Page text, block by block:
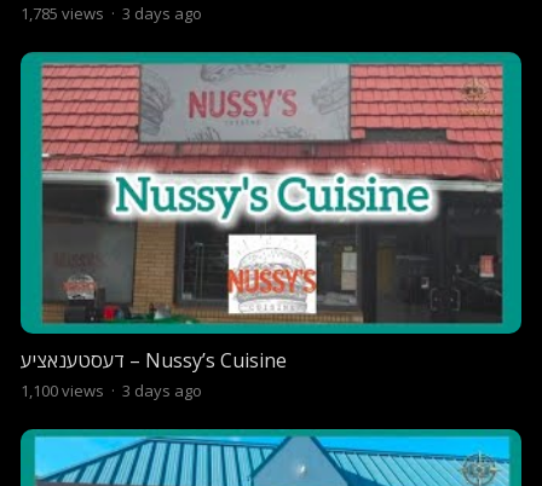
1,785 views · 3 days ago
דעסטענאציע – Nussy’s Cuisine
1,100views · 3 days ago